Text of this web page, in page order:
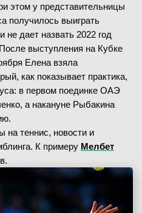
этом у представительницы
получилось выиграть
не дает назвать 2022 год
выступления на Кубке
Елена взяла
как показывает практика,
в первом поединке ОАЭ
а накануне Рыбакина
на теннис, новости и
К примеру Мелбет